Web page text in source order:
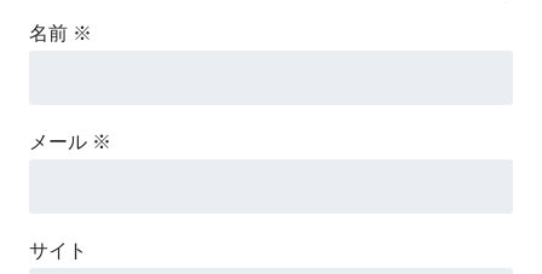
名前 ※
メール ※
サイト